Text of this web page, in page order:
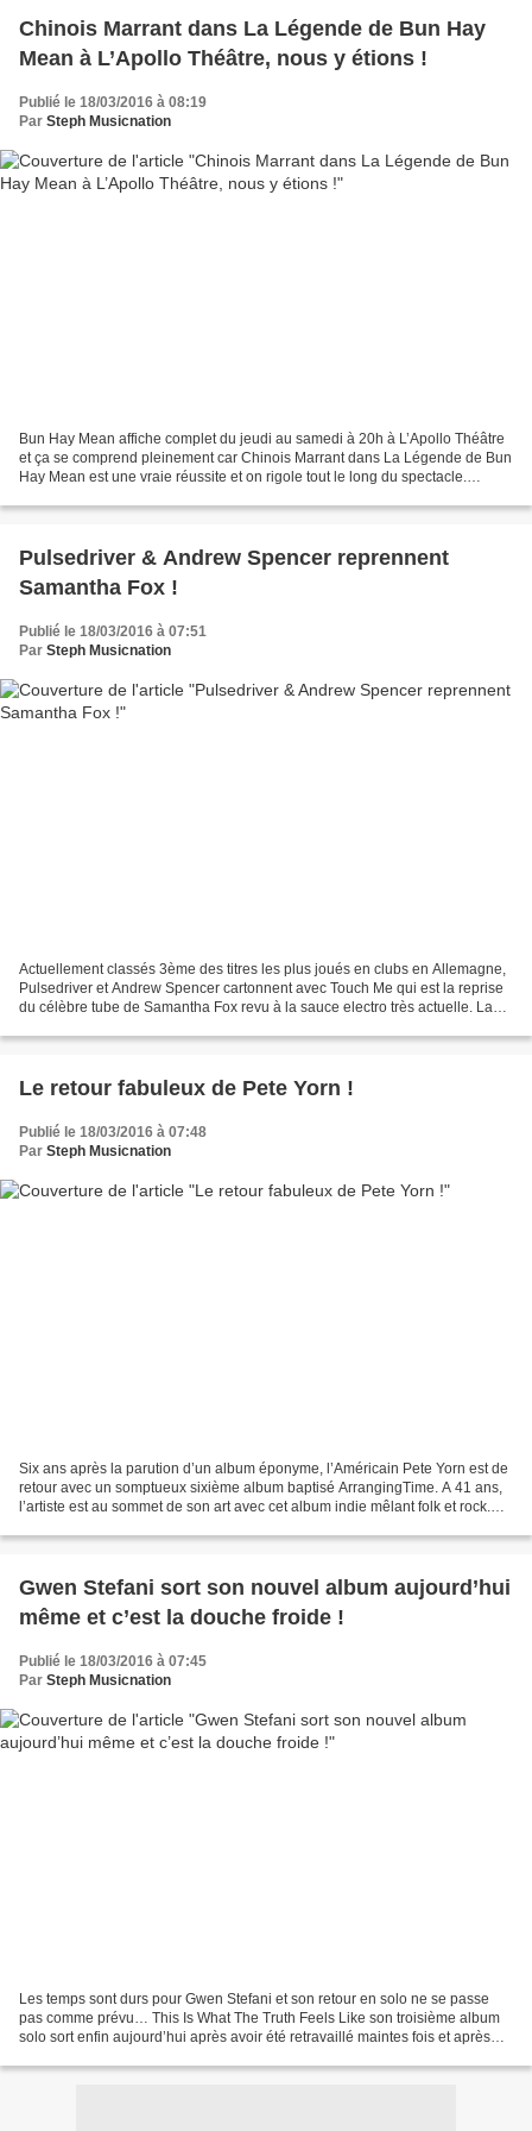
Chinois Marrant dans La Légende de Bun Hay
Mean à L’Apollo Théâtre, nous y étions !
Publié le 18/03/2016 à 08:19
Par Steph Musicnation
Bun Hay Mean affiche complet du jeudi au samedi à 20h à L’Apollo Théâtre
et ça se comprend pleinement car Chinois Marrant dans La Légende de Bun
Hay Mean est une vraie réussite et on rigole tout le long du spectacle.
Pulsedriver & Andrew Spencer reprennent
Samantha Fox !
Publié le 18/03/2016 à 07:51
Par Steph Musicnation
Actuellement classés 3ème des titres les plus joués en clubs en Allemagne,
Pulsedriver et Andrew Spencer cartonnent avec Touch Me qui est la reprise
du célèbre tube de Samantha Fox revu à la sauce electro très actuelle. La
Le retour fabuleux de Pete Yorn !
Publié le 18/03/2016 à 07:48
Par Steph Musicnation
Six ans après la parution d’un album éponyme, l’Américain Pete Yorn est de
retour avec un somptueux sixième album baptisé ArrangingTime. A 41 ans,
l’artiste est au sommet de son art avec cet album indie mêlant folk et rock.
Gwen Stefani sort son nouvel album aujourd’hui
même et c’est la douche froide !
Publié le 18/03/2016 à 07:45
Par Steph Musicnation
Les temps sont durs pour Gwen Stefani et son retour en solo ne se passe
pas comme prévu… This Is What The Truth Feels Like son troisième album
solo sort enfin aujourd’hui après avoir été retravaillé maintes fois et après